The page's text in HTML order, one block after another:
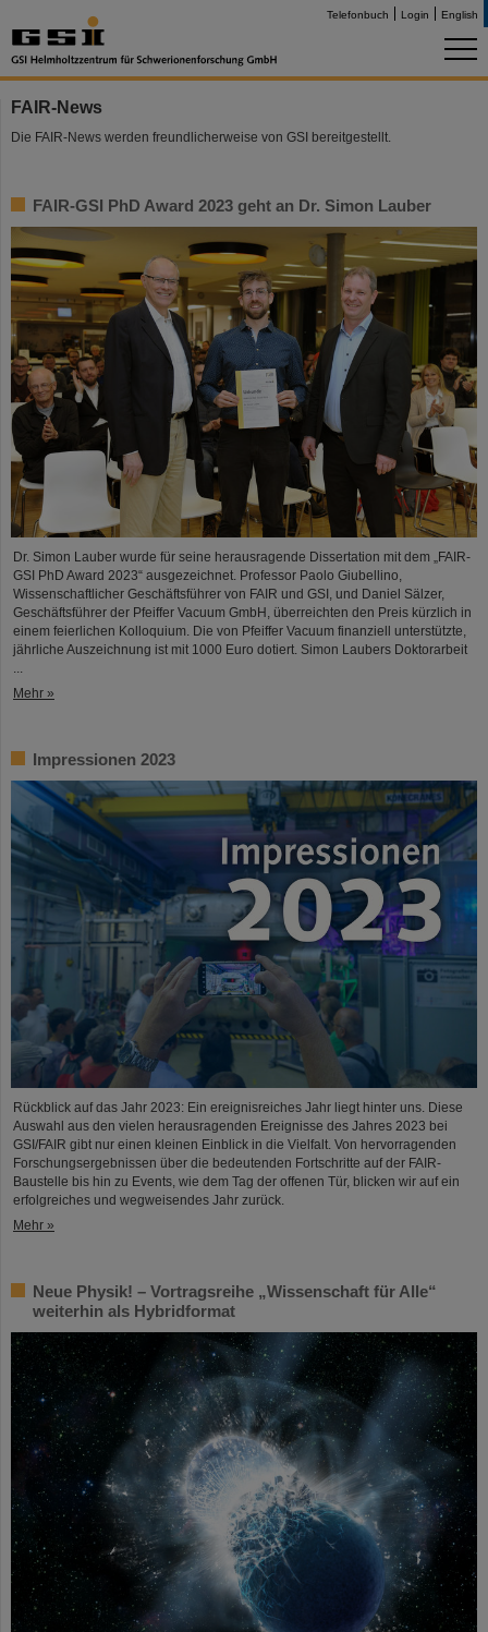
Telefonbuch Login English
FAIR-News
Die FAIR-News werden freundlicherweise von GSI bereitgestellt.
FAIR-GSI PhD Award 2023 geht an Dr. Simon Lauber
Dr. Simon Lauber wurde für seine herausragende Dissertation mit dem „FAIR-
GSI PhD Award 2023“ ausgezeichnet. Professor Paolo Giubellino,
Wissenschaftlicher Geschäftsführer von FAIR und GSI, und Daniel Sälzer,
Geschäftsführer der Pfeiffer Vacuum GmbH, überreichten den Preis kürzlich in
einem feierlichen Kolloquium. Die von Pfeiffer Vacuum finanziell unterstützte,
jährliche Auszeichnung ist mit 1000 Euro dotiert. Simon Laubers Doktorarbeit
Mehr »
Impressionen 2023
Rückblick auf das Jahr 2023: Ein ereignisreiches Jahr liegt hinter uns. Diese
Auswahl aus den vielen herausragenden Ereignisse des Jahres 2023 bei
GSI/FAIR gibt nur einen kleinen Einblick in die Vielfalt. Von hervorragenden
Forschungsergebnissen über die bedeutenden Fortschritte auf der FAIR-
Baustelle bis hin zu Events, wie dem Tag der offenen Tür, blicken wir auf ein
erfolgreiches und wegweisendes Jahr zurück.
Mehr »
Neue Physik! – Vortragsreihe „Wissenschaft für Alle“
weiterhin als Hybridformat